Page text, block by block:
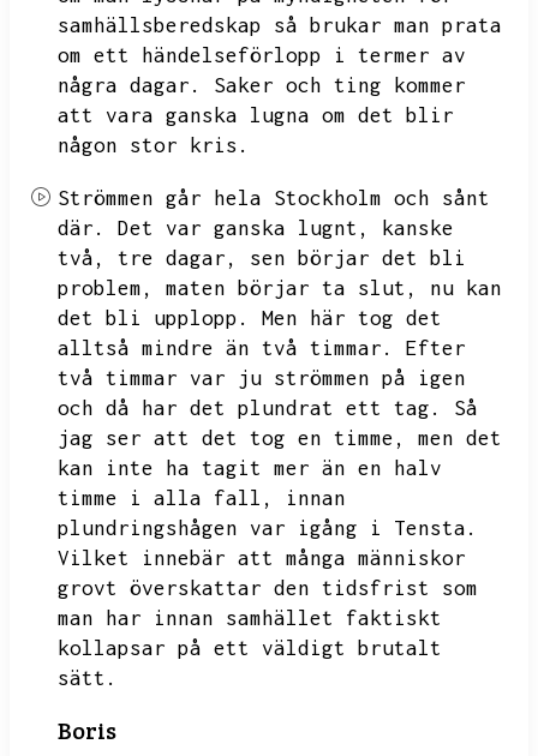
samhällsberedskap så brukar man prata
om ett händelseförlopp i termer av
några dagar.
Saker och ting kommer
att vara ganska lugna om det blir
någon stor kris.
Strömmen går hela Stockholm och sånt
där.
Det var ganska lugnt,
kanske
två,
tre dagar,
sen börjar det bli
problem,
maten börjar ta slut,
nu kan
det bli upplopp.
Men här tog det
alltså mindre än två timmar.
Efter
två timmar var ju strömmen på igen
och då har det plundrat ett tag.
Så
jag ser att det tog en timme,
men det
kan inte ha tagit mer än en halv
timme i alla fall,
innan
plundringshågen var igång i Tensta.
Vilket innebär att många människor
grovt överskattar den tidsfrist som
man har innan samhället faktiskt
kollapsar på ett väldigt brutalt
sätt.
Boris